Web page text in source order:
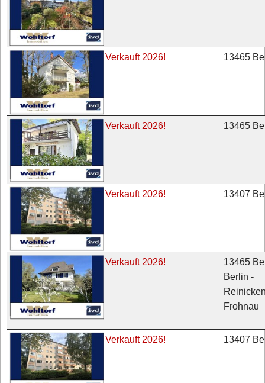
Verkauft 2026! 13465
Verkauft 2026! 13465
Verkauft 2026! 13407
Verkauft 2026!
13465
Berlin -
Frohnau
Verkauft 2026! 13407